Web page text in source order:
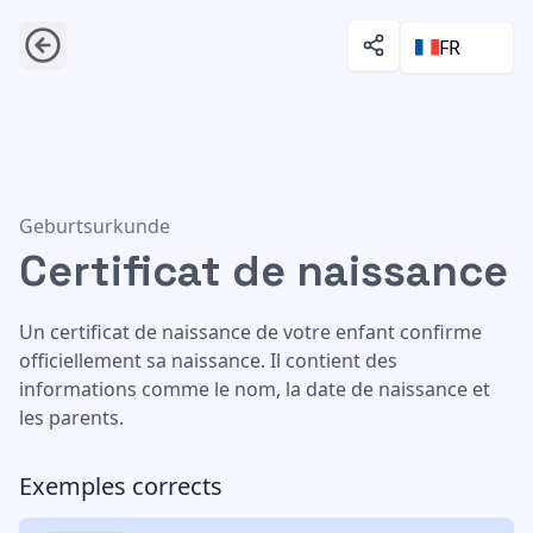
FR
Certificat de naissance
Geburtsurkunde
Certificat de naissance
Un certificat de naissance de votre enfant confirme
officiellement sa naissance. Il contient des
informations comme le nom, la date de naissance et
les parents.
Exemples corrects